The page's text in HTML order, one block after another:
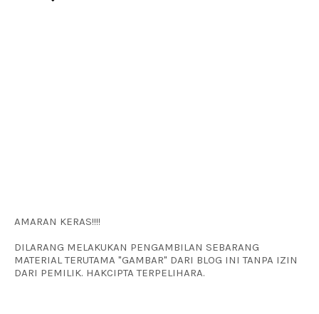
AMARAN KERAS!!!!
DILARANG MELAKUKAN PENGAMBILAN SEBARANG
MATERIAL TERUTAMA "GAMBAR" DARI BLOG INI TANPA IZIN
DARI PEMILIK. HAKCIPTA TERPELIHARA.